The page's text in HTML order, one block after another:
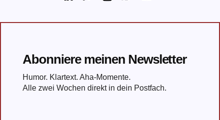
Abonniere meinen Newsletter
Humor. Klartext. Aha-Momente.
Alle zwei Wochen direkt in dein Postfach.